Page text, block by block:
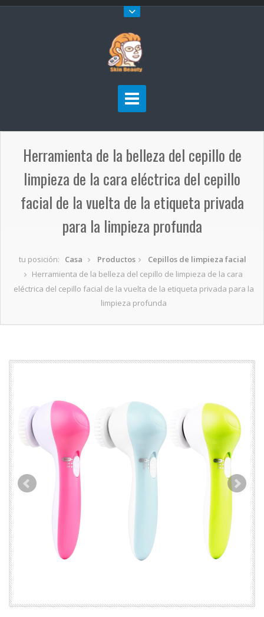
Herramienta de la belleza del cepillo de
limpieza de la cara eléctrica del cepillo
facial de la vuelta de la etiqueta privada
para la limpieza profunda
tu posición: Casa Productos
Cepillos de limpieza facial
Herramienta de la belleza del cepillo de limpieza de la cara
eléctrica del cepillo facial de la vuelta de la etiqueta privada para la
limpieza profunda